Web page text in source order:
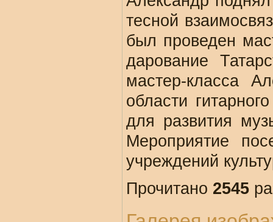
тесной
был проведен
дарование
мастер-класса
области
для развития
Мероприятие
учреждений
Прочитано 2545